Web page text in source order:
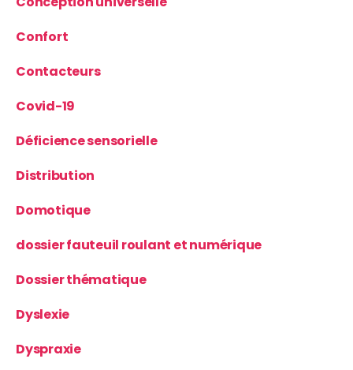
Confort
Contacteurs
Covid-19
Déficience sensorielle
Distribution
Domotique
dossier fauteuil roulant et numérique
Dossier thématique
Dyslexie
Dyspraxie